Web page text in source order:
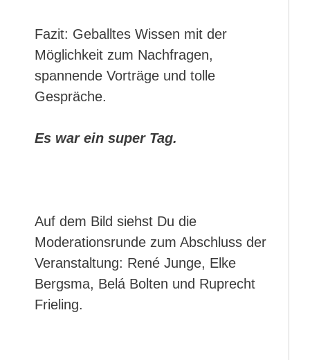
Fazit: Geballtes Wissen mit der
Möglichkeit zum Nachfragen,
spannende Vorträge und tolle
Gespräche.
Es war ein super Tag.
Auf dem Bild siehst Du die
Moderationsrunde zum Abschluss der
Veranstaltung: René Junge, Elke
Bergsma, Belá Bolten und Ruprecht
Frieling.